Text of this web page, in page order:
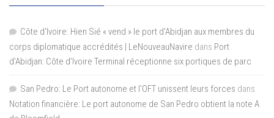
Côte d'Ivoire: Hien Sié « vend » le port d'Abidjan aux membres du
corps diplomatique accrédités | LeNouveauNavire dans Port
d’Abidjan: Côte d’Ivoire Terminal réceptionne six portiques de parc
San Pedro: Le Port autonome et l’OFT unissent leurs forces dans
Notation financière: Le port autonome de San Pedro obtient la note A